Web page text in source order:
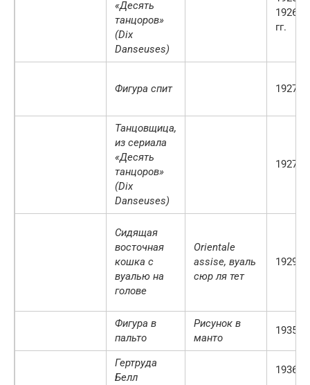
«Десять
танцоров»
(Dix
Danseuses)
1926
гг.
Фигура спит 1927 г.
Танцовщица,
из сериала
«Десять
танцоров»
(Dix
Danseuses)
1927 г.
Сидящая
восточная
кошка с
вуалью на
голове
Orientale
assise, вуаль
сюр ля тет
1929 г.
Фигура в
пальто
Рисунок в
манто
1935 г.
Гертруда
Белл
1936 г.